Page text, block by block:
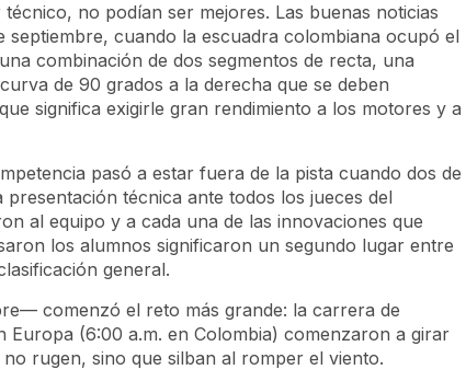
no podían ser mejores. Las buenas noticias
septiembre, cuando la escuadra colombiana ocupó el
combinación de dos segmentos de recta, una
de 90 grados a la derecha que se deben
significa exigirle gran rendimiento a los motores y a
pasó a estar fuera de la pista cuando dos de
técnica ante todos los jueces del
al equipo y a cada una de las innovaciones que
los alumnos significaron un segundo lugar entre
general.
comenzó el reto más grande: la carrera de
Europa (6:00 a.m. en Colombia) comenzaron a girar
rugen, sino que silban al romper el viento.